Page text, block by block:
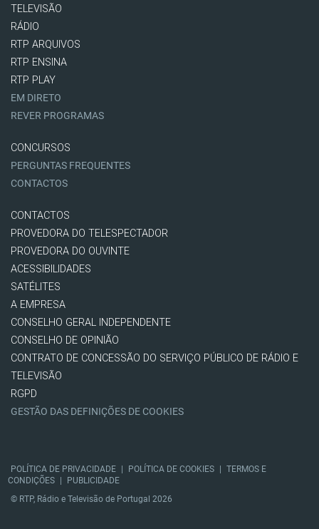
TELEVISÃO
RÁDIO
RTP ARQUIVOS
RTP ENSINA
RTP PLAY
EM DIRETO
REVER PROGRAMAS
CONCURSOS
PERGUNTAS FREQUENTES
CONTACTOS
CONTACTOS
PROVEDORA DO TELESPECTADOR
PROVEDORA DO OUVINTE
ACESSIBILIDADES
SATÉLITES
A EMPRESA
CONSELHO GERAL INDEPENDENTE
CONSELHO DE OPINIÃO
CONTRATO DE CONCESSÃO DO SERVIÇO PÚBLICO DE RÁDIO E
TELEVISÃO
RGPD
GESTÃO DAS DEFINIÇÕES DE COOKIES
POLÍTICA DE PRIVACIDADE POLÍTICA DE COOKIES
TERMOS E
CONDIÇÕES
PUBLICIDADE
© RTP, Rádio e Televisão de Portugal 2026